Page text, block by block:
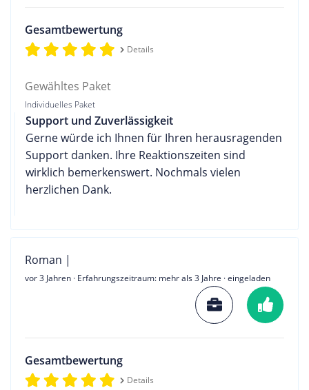
Gesamtbewertung
Details
Gewähltes Paket
Individuelles Paket
Support und Zuverlässigkeit
Gerne würde ich Ihnen für Ihren herausragenden
Support danken. Ihre Reaktionszeiten sind
wirklich bemerkenswert. Nochmals vielen
herzlichen Dank.
Roman |
vor 3 Jahren · Erfahrungszeitraum: mehr als 3 Jahre · eingeladen
Gesamtbewertung
Details